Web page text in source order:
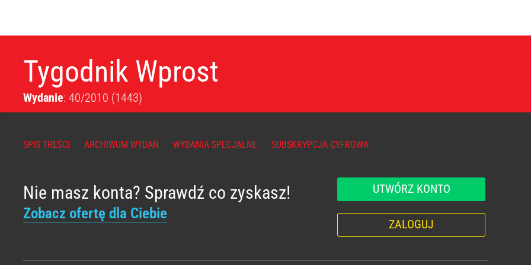
Tygodnik Wprost
Wydanie: 40/2010 (1443)
SPIS TREŚCI ARCHIWUM WYDAŃ WYDANIA SPECJALNE SUBSKRYPCJA CYFROWA
Nie masz konta? Sprawdź co zyskasz!
Zobacz ofertę dla Ciebie
UTWÓRZ KONTO
ZALOGUJ